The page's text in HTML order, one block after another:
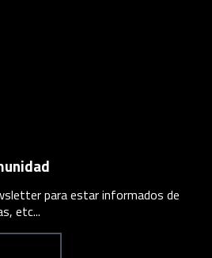
para estar informados de
etc...